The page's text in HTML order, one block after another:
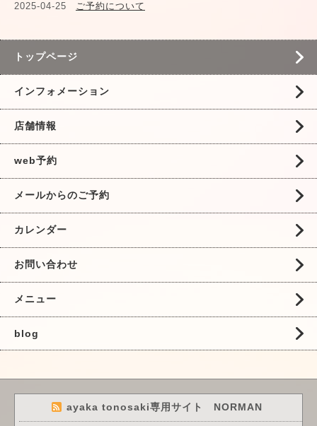
2025-04-25 ご予約について
トップページ
インフォメーション
店舗情報
web予約
メールからのご予約
カレンダー
お問い合わせ
メニュー
blog
ayaka tonosaki専用サイト NORMAN